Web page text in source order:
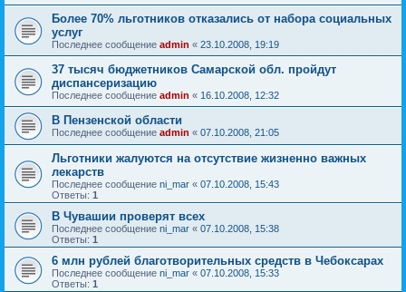
Более 70% льготников отказались от набора социальных
услуг
Последнее сообщение admin « 23.10.2008, 19:19
37 тысяч бюджетников Самарской обл. пройдут
диспансеризацию
Последнее сообщение admin « 16.10.2008, 12:32
В Пензенской области
Последнее сообщение admin « 07.10.2008, 21:05
Льготники жалуются на отсутствие жизненно важных
лекарств
Последнее сообщение ni_mar « 07.10.2008, 15:43
Ответы: 1
В Чувашии проверят всех
Последнее сообщение ni_mar « 07.10.2008, 15:38
Ответы: 1
6 млн рублей благотворительных средств в Чебоксарах
Последнее сообщение ni_mar « 07.10.2008, 15:33
Ответы: 1